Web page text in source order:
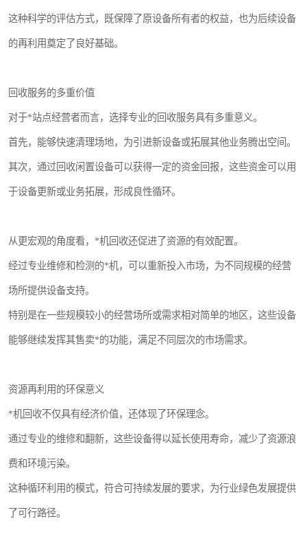
这种科学的评估方式，既保障了原设备所有者的权益，也为后续设备
的再利用奠定了良好基础。
回收服务的多重价值
对于*站点经营者而言，选择专业的回收服务具有多重意义。
首先，能够快速清理场地，为引进新设备或拓展其他业务腾出空间。
其次，通过回收闲置设备可以获得一定的资金回报，这些资金可以用
于设备更新或业务拓展，形成良性循环。
从更宏观的角度看，*机回收还促进了资源的有效配置。
经过专业维修和检测的*机，可以重新投入市场，为不同规模的经营
场所提供设备支持。
特别是在一些规模较小的经营场所或需求相对简单的地区，这些设备
能够继续发挥其售卖*的功能，满足不同层次的市场需求。
资源再利用的环保意义
*机回收不仅具有经济价值，还体现了环保理念。
通过专业的维修和翻新，这些设备得以延长使用寿命，减少了资源浪
费和环境污染。
这种循环利用的模式，符合可持续发展的要求，为行业绿色发展提供
了可行路径。